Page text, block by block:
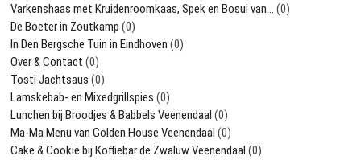
Varkenshaas met Kruidenroomkaas, Spek en Bosui van… (0)
De Boeter in Zoutkamp (0)
In Den Bergsche Tuin in Eindhoven (0)
Over & Contact (0)
Tosti Jachtsaus (0)
Lamskebab- en Mixedgrillspies (0)
Lunchen bij Broodjes & Babbels Veenendaal (0)
Ma-Ma Menu van Golden House Veenendaal (0)
Cake & Cookie bij Koffiebar de Zwaluw Veenendaal (0)